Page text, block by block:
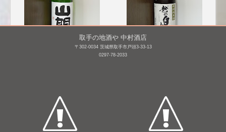
山間 純米吟醸 五百万石
越の白鳥 特別純米酒 仕
込み6号 無濾過生原
取手の地酒や 中村酒店
〒302-0034 茨城県取手市戸頭3-33-13
0297-78-2033